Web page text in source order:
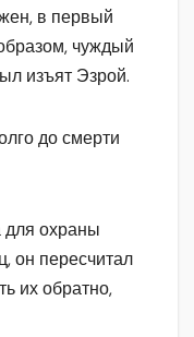
в первый
чуждый
изъят Эзрой.
до смерти
для охраны
он пересчитал
их обратно,